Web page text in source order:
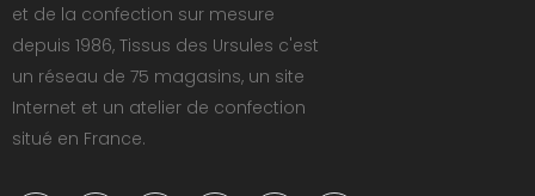
et de la confection sur mesure
depuis 1986, Tissus des Ursules c'est
un réseau de 75 magasins, un site
Internet et un atelier de confection
situé en France.